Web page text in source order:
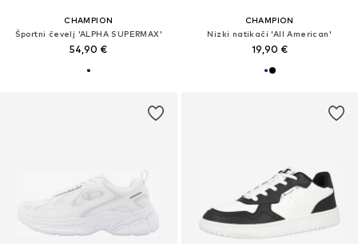
CHAMPION
Športni čevelj 'ALPHA SUPERMAX'
54,90 €
CHAMPION
Nizki natikači 'All American'
19,90 €